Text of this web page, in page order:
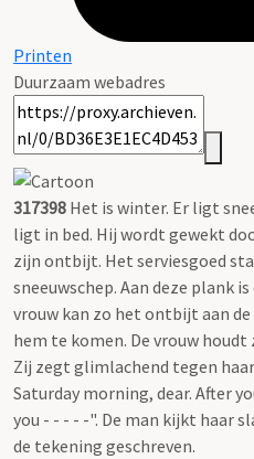
Printen
Duurzaam webadres
317398 Het is winter. Er ligt
ligt in bed. Hij wordt gewekt
zijn ontbijt. Het serviesgoed
sneeuwschep. Aan deze plank
vrouw kan zo het ontbijt aan
hem te komen. De vrouw
Zij zegt glimlachend tegen
Saturday morning, dear. After
you - - - - -". De man kijkt haar
de tekening geschreven.